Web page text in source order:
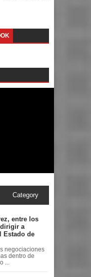
Category
entre los
a
Estado de
negociaciones
dentro de
...